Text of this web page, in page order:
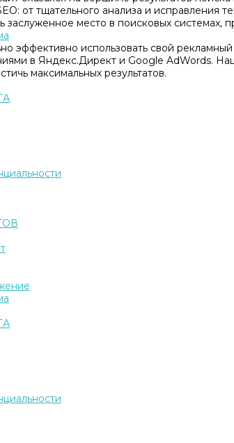
от тщательного анализа и
заслуженное место в поисковых системах,
эффективно использовать свой
в Яндекс.Директ и Google AdWords.
максимальных результатов.